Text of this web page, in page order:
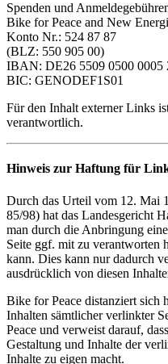
Spenden und
Bike for Peace and New
Konto Nr.: 524 87 87
(BLZ: 550 905 00)
IBAN: DE26 5509 0500 0005
BIC: GENODEF1S01
Für den Inhalt externer Links
verantwortlich.
Hinweis zur Haftung für
Durch das Urteil vom 12. Mai
85/98) hat das Landesgericht
man durch die Anbringung
Seite ggf. mit zu verantworten
kann. Dies kann nur dadurch
ausdrücklich von diesen
Bike for Peace distanziert sich
Inhalten sämtlicher verlinkter
Peace und verweist darauf,
Gestaltung und Inhalte der
Inhalte zu eigen macht.